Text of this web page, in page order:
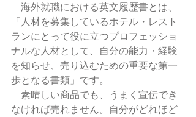
海外就職における英文履歴書とは、
「人材を募集しているホテル・レスト
ランにとって役に立つプロフェッショ
ナルな人材として、自分の能力・経験
を知らせ、売り込むための重要な第一
歩となる書類」です。
素晴しい商品でも、うまく宣伝でき
なければ売れません。自分がどれほど